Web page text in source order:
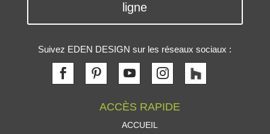
ligne
Suivez EDEN DESIGN sur les réseaux sociaux :
ACCÈS RAPIDE
ACCUEIL